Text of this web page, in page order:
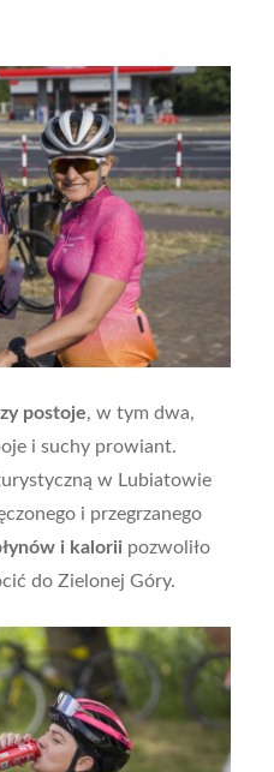
postoje, w tym dwa,
i suchy prowiant.
w Lubiatowie
i przegrzanego
i kalorii pozwoliło
do Zielonej Góry.